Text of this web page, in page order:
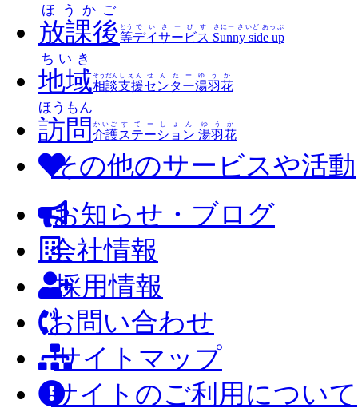
放課後
ほうかご
等
とう
デイサービス
でいさーびす
Sunny side up
さにー さいど あっぷ
地域
ちいき
相談
そうだん
支援
しえん
センター
せんたー
湯羽花
ゆうか
訪問
ほうもん
介護
かいご
ステーション
すてーしょん
湯羽花
ゆうか
その他のサービスや活動
お知らせ・ブログ
会社情報
採用情報
お問い合わせ
サイトマップ
サイトのご利用について